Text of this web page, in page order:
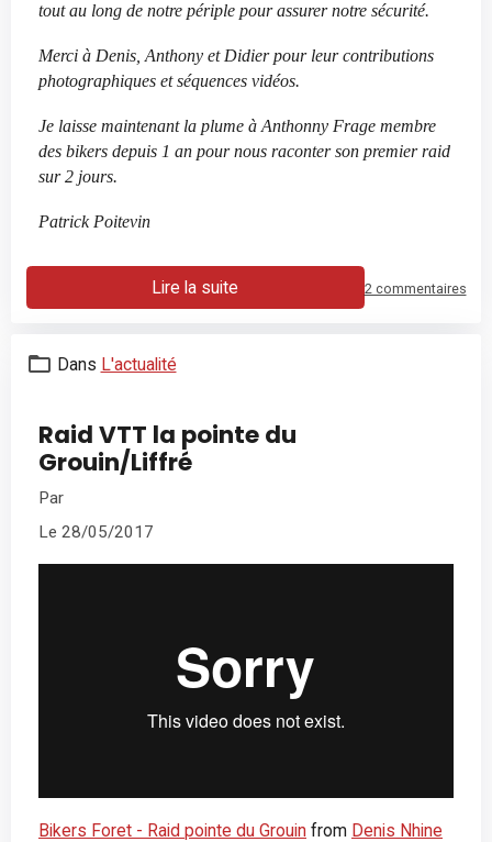
tout au long de notre périple pour assurer notre sécurité.
Merci à Denis, Anthony et Didier pour leur contributions
photographiques et séquences vidéos.
Je laisse maintenant la plume à Anthonny Frage membre
des bikers depuis 1 an pour nous raconter son premier raid
sur 2 jours.
Patrick Poitevin
Lire la suite 2 commentaires
Dans L'actualité
Raid VTT la pointe du
Grouin/Liffré
Par
Le 28/05/2017
Bikers Foret - Raid pointe du Grouin from Denis Nhine